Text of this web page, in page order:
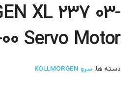
XL 237 03-
Servo Motor
دسته ها: سرو KOLLMORGEN